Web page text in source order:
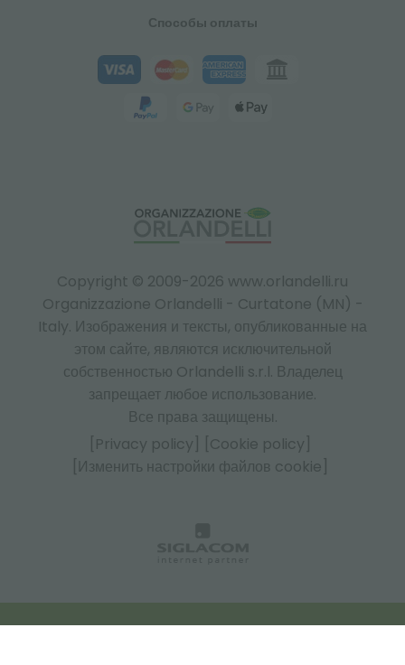
Copyright © 2009-2026 www.orlandelli.ru
Organizzazione Orlandelli - Curtatone (MN) -
Italy. Изображения и тексты, опубликованные на
этом сайте, являются исключительной
собственностью Orlandelli s.r.l. Владелец
запрещает любое использование.
Все права защищены.
[Privacy policy]
[Cookie policy]
[Изменить настройки файлов cookie]
Способы оплаты